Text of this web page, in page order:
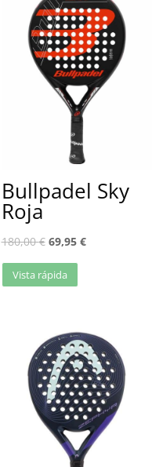
Bullpadel Sky
Roja
180,00€ 69,95 €
Vista rápida